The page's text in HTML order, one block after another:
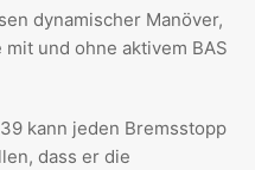
dynamischer Manöver,
und ohne aktivem BAS
kann jeden Bremsstopp
dass er die